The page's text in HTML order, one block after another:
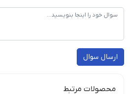
ارسال سوال
محصولات مرتبط